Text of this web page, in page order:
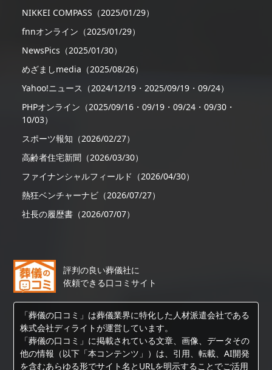
NIKKEI COMPASS（2025/01/29）
fnnオンライン（2025/01/29）
NewsPics（2025/01/30）
めざましmedia（2025/08/26）
Yahoo!ニュース（2024/12/19・2025/09/19・09/24）
PHPオンライン（2025/09/16・09/19・09/24・09/30・
10/03）
スポーツ報知（2026/02/27）
高齢者住宅新聞（2026/03/30）
ファイナンシャルフィールド（2026/04/30）
熱狂ベンチャーナビ（2026/07/27）
社長の履歴書（2026/07/07）
評判の良い葬儀社に
依頼できる口コミサイト
「葬儀の口コミ」は葬儀業界に特化した人材派遣会社である
株式会社ディライトが運営しています。
「葬儀の口コミ」に掲載されている文章、画像、データその
他の情報（以下「本コンテンツ」）は、引用、転載、AI開発
を含むあらゆる形でサイト名とURLを明示することでご活用